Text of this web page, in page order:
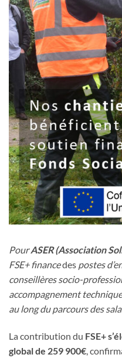
PourASER (Association
FSE+ financedes postes
conseillères socio-
accompagnement
au long du parcours des
La contribution du FSE+
global de 259 900€,